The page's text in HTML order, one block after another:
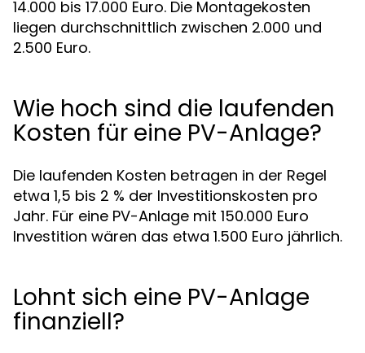
14.000 bis 17.000 Euro. Die Montagekosten
liegen durchschnittlich zwischen 2.000 und
2.500 Euro.
Wie hoch sind die laufenden
Kosten für eine PV-Anlage?
Die laufenden Kosten betragen in der Regel
etwa 1,5 bis 2 % der Investitionskosten pro
Jahr. Für eine PV-Anlage mit 150.000 Euro
Investition wären das etwa 1.500 Euro jährlich.
Lohnt sich eine PV-Anlage
finanziell?